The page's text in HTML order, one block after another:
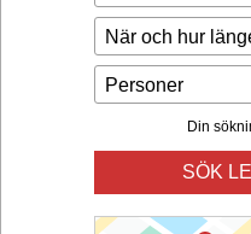
Räkna ut din
hyresintäkt
När och hur
Personer
Din
SÖK